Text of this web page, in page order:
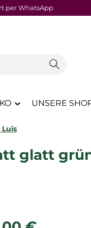
per WhatsApp
UNSERE
Luis
glatt
Preis: